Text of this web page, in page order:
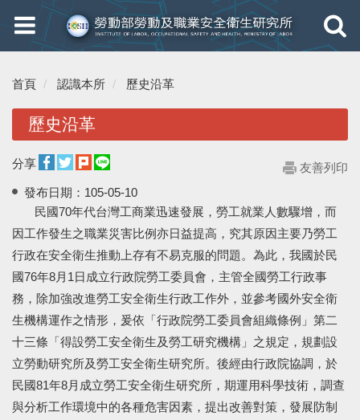
Toggle
navigation
Toggle
首頁 認識本所 歷史沿革
歷史沿革
分享
友善列印
發布日期： 105-05-10
民國70年代台灣工商業迅速發展，勞工就業人數驟增，而
因工作發生之職業災害比例亦日益提高，究其原因主要乃勞工
行政在安全衛生推動上存有不易克服的問題。為此，我國於民
國76年8月1日成立行政院勞工委員會，主管全國勞工行政事
務，除加強改進勞工安全衛生行政工作外，並參考國外安全衛
生機構運作之情形，爰依「行政院勞工委員會組織條例」第二
十三條「得設勞工安全衛生及勞工研究機構」之規定，規劃設
立勞動研究所及勞工安全衛生研究所。後經由行政院協調，於
民國81年8月成立勞工安全衛生研究所，期運用科學技術，調查
與分析工作環境中的各種危害因素，提出改善對策，發展防制